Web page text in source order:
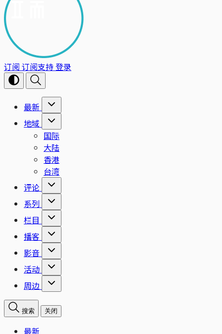
订阅 订阅支持登录
最新
地域
国际
大陆
香港
台湾
评论
系列
栏目
播客
影音
活动
周边
搜索 关闭
最新